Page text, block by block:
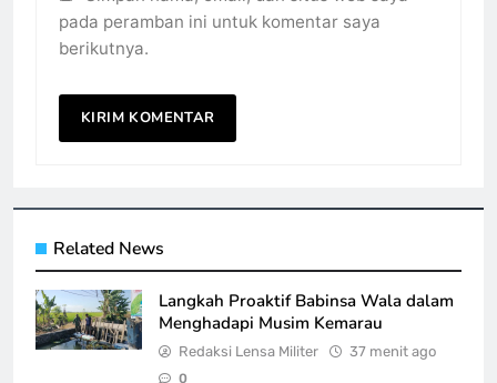
pada peramban ini untuk komentar saya
berikutnya.
Related News
Langkah Proaktif Babinsa Wala dalam
Menghadapi Musim Kemarau
Redaksi Lensa Militer 37 menit ago
0